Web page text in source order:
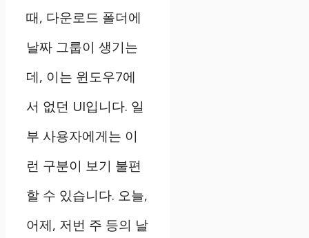
때, 다운로드 폴더에
날짜 그룹이 생기는
데, 이는 윈도우7에
서 없던 UI입니다. 일
부 사용자에게는 이
런 구분이 보기 불편
할 수 있습니다. 오늘,
어제, 저번 주 등의 날